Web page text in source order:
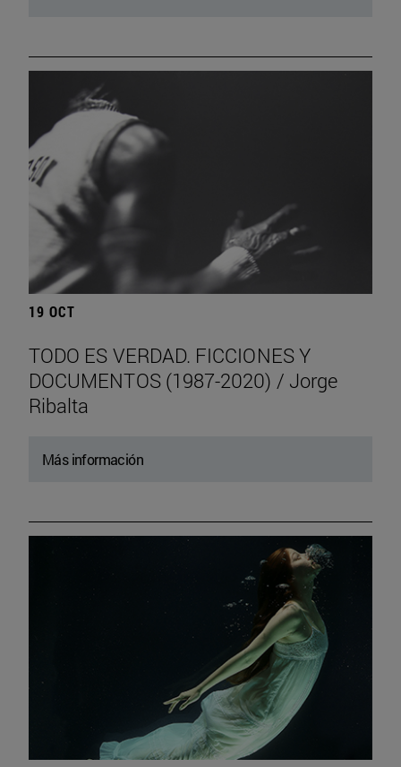
19 OCT
TODO ES VERDAD. FICCIONES Y
DOCUMENTOS (1987-2020) / Jorge
Ribalta
Más información